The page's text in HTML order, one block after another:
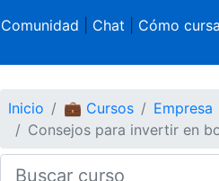
Comunidad Chat Cómo
Inicio 💼 Cursos Empresa
Consejos para invertir en